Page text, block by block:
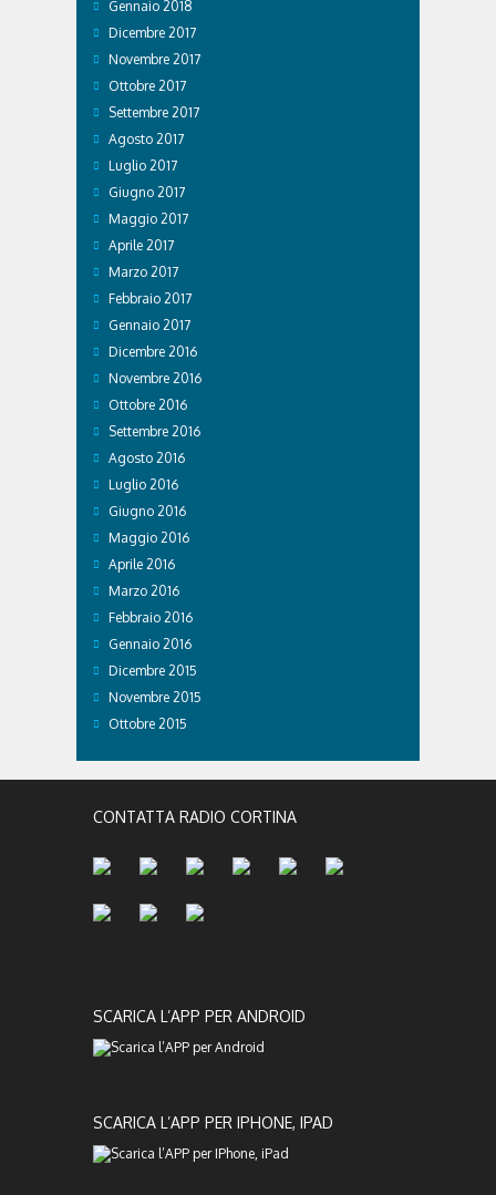
Gennaio 2018
Dicembre 2017
Novembre 2017
Ottobre 2017
Settembre 2017
Agosto 2017
Luglio 2017
Giugno 2017
Maggio 2017
Aprile 2017
Marzo 2017
Febbraio 2017
Gennaio 2017
Dicembre 2016
Novembre 2016
Ottobre 2016
Settembre 2016
Agosto 2016
Luglio 2016
Giugno 2016
Maggio 2016
Aprile 2016
Marzo 2016
Febbraio 2016
Gennaio 2016
Dicembre 2015
Novembre 2015
Ottobre 2015
CONTATTA RADIO CORTINA
SCARICA L’APP PER ANDROID
SCARICA L’APP PER IPHONE, IPAD